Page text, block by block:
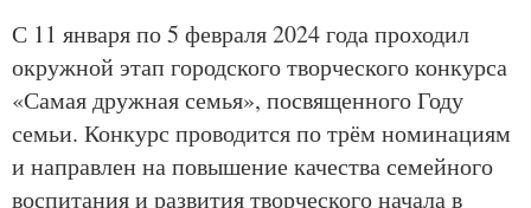
С 11 января по 5 февраля 2024 года проходил
окружной этап городского творческого конкурса
«Самая дружная семья», посвященного Году
семьи. Конкурс проводится по трём номинациям
и направлен на повышение качества семейного
воспитания и развития творческого начала в